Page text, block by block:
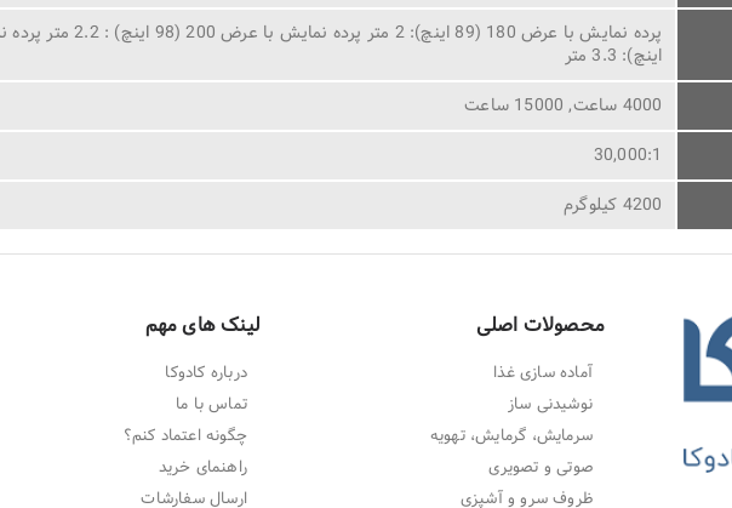
اینچ): 3.3 متر
4000 ساعت, 15000 ساعت
30,000:1
4200 کیلوگرم
محصولات اصلی
آماده سازی غذا
نوشیدنی ساز
سرمایش، گرمایش، تهویه
صوتی و تصویری
ظروف سرو و آشپزی
لینک های مهم
درباره کادوکا
تماس با ما
چگونه اعتماد کنم؟
راهنمای خرید
ارسال سفارشات